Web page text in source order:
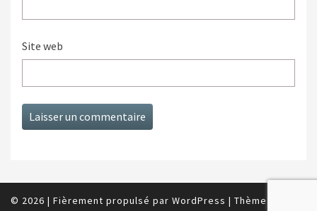
Site web
© 2026 | Fièrement propulsé par WordPress | Thème :